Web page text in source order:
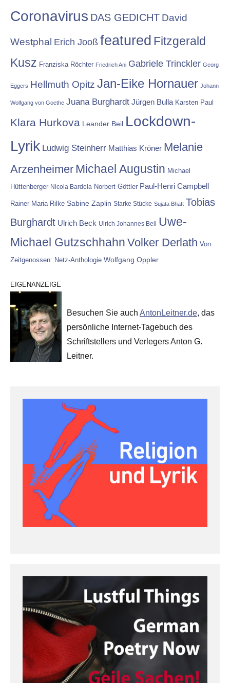
Coronavirus DAS GEDICHT David
Westphal Erich Jooß featured Fitzgerald
Kusz Franziska Röchter Friedrich Ani Gabriele Trinckler Georg
Eggers Hellmuth Opitz Jan-Eike Hornauer Johann
Wolfgang von Goethe Juana Burghardt Jürgen Bulla Karsten Paul
Klara Hurkova Leander Beil Lockdown-
Lyrik Ludwig Steinherr Matthias Kröner Melanie
Arzenheimer Michael Augustin Michael
Hüttenberger Nicola Bardola Norbert Göttler Paul-Henri Campbell
Rainer Maria Rilke Sabine Zaplin Starke Stücke Sujata Bhatt Tobias
Burghardt Ulrich Beck Ulrich Johannes Beil
Uwe-
Michael Gutzschhahn Volker Derlath Von
Zeitgenossen: Netz-Anthologie Wolfgang Oppler
EIGENANZEIGE
Besuchen Sie auch AntonLeitner.de, das
persönliche Internet-Tagebuch des
Schriftstellers und Verlegers Anton G.
Leitner.